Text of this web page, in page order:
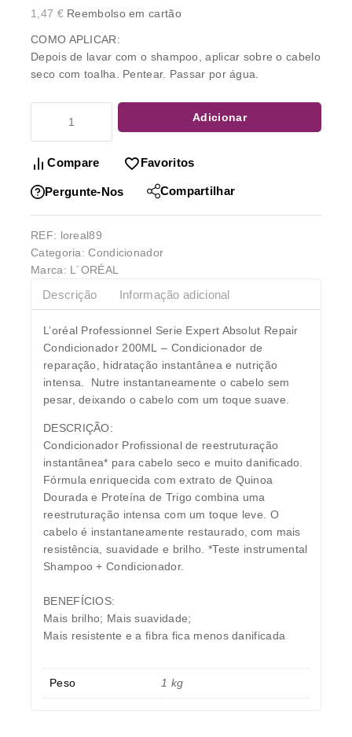
1,47 €Reembolso em cartão
COMO APLICAR:
Depois de lavar com o shampoo, aplicar sobre o cabelo
seco com toalha. Pentear. Passar por água.
Adicionar
Compare Favoritos
Pergunte-Nos Compartilhar
REF: loreal89
Categoria:Condicionador
Marca: L´ORÉAL
Descrição Informação adicional
L’oréal Professionnel Serie Expert Absolut Repair
Condicionador 200ML – Condicionador de
reparação, hidratação instantânea e nutrição
intensa. Nutre instantaneamente o cabelo sem
pesar, deixando o cabelo com um toque suave.
DESCRIÇÃO:
Condicionador Profissional de reestruturação
instantânea* para cabelo seco e muito danificado.
Fórmula enriquecida com extrato de Quinoa
Dourada e Proteína de Trigo combina uma
reestruturação intensa com um toque leve. O
cabelo é instantaneamente restaurado, com mais
resistência, suavidade e brilho. *Teste instrumental
Shampoo + Condicionador.
BENEFÍCIOS:
Mais brilho; Mais suavidade;
Mais resistente e a fibra fica menos danificada
Peso 1 kg